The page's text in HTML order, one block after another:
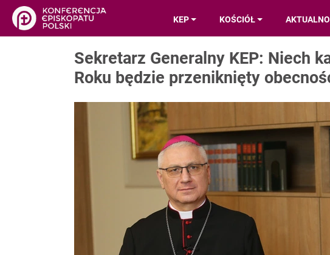
KEP KOŚCIÓŁ
Sekretarz Generalny KEP: Niech
Roku będzie przeniknięty